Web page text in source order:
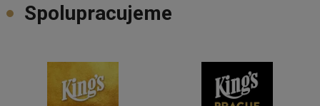
Spolupracujeme